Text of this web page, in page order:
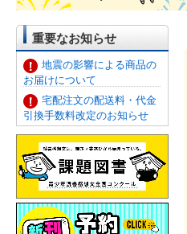
重要なお知らせ
地震の影響による商品の
お届けについて
宅配注文の配送料・代金
引換手数料改定のお知らせ